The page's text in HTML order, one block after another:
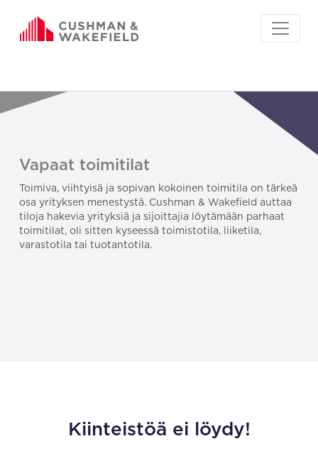
Vapaat toimitilat
Toimiva, viihtyisä ja sopivan kokoinen toimitila on tärkeä
osa yrityksen menestystä. Cushman & Wakefield auttaa
tiloja hakevia yrityksiä ja sijoittajia löytämään parhaat
toimitilat, oli sitten kyseessä toimistotila, liiketila,
varastotila tai tuotantotila.
Kiinteistöä ei löydy!